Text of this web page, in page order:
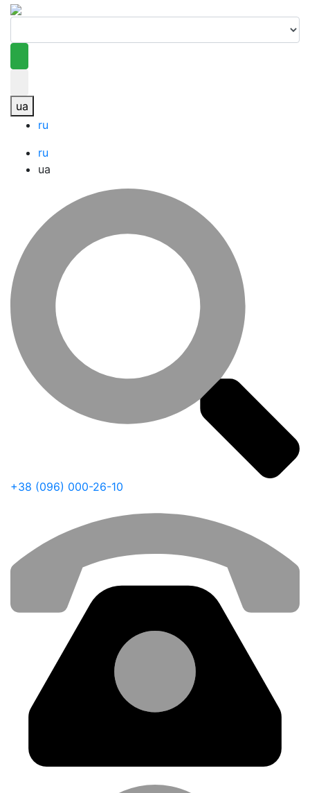
ua
ru
ru
ua
+38 (096) 000-26-10